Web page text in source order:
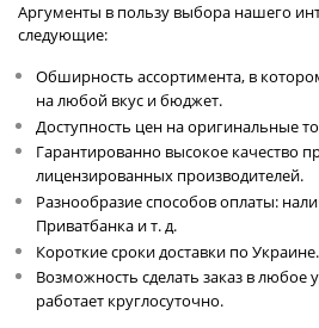
Аргументы в пользу выбора нашего
следующие:
Обширность ассортимента, в
на любой вкус и бюджет.
Доступность цен на оригинальные
Гарантированно высокое качество
лицензированных производителей.
Разнообразие способов оплаты:
Приватбанка и т. д.
Короткие сроки доставки по Украине.
Возможность сделать заказ в любое
работает круглосуточно.